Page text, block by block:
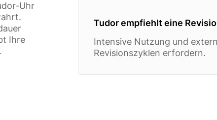
Uhr
Ihre
Tudor empfiehlt eine
Intensive Nutzung und
Revisionszyklen erfordern.